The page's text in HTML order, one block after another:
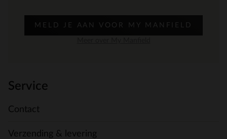
MELD JE AAN VOOR MY MANFIELD
Service
Contact
Verzending & levering